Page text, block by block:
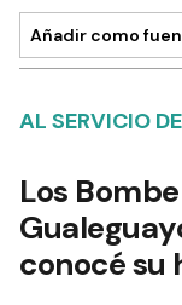
Añadir como
AL SERVICIO
Los
conocé su